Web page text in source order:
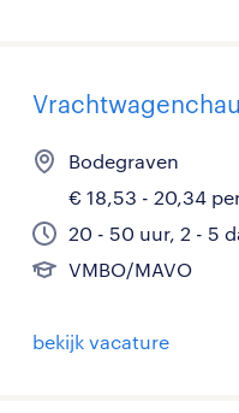
Bodegraven
€ 18,53 - 20,34
20 - 50 uur, 2 - 5
VMBO/MAVO
bekijk vacature